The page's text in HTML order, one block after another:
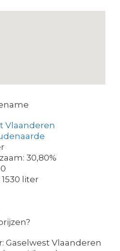
Vlaanderen
30,80%
liter
Gaselwest Vlaanderen